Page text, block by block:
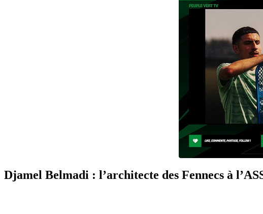
Djamel Belmadi : l’architecte des Fennecs à